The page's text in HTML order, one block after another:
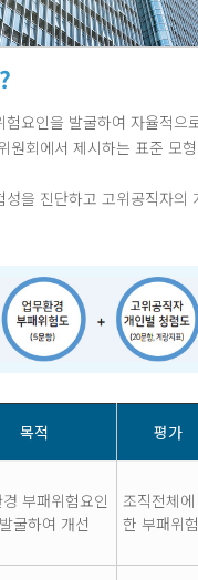
험요인을 발굴하여 자율적으
원회에서 제시하는 표준 모
성을 진단하고 고위공직자의
목적 평가
부패위험요인
굴하여 개선
조직전체
한 부패위